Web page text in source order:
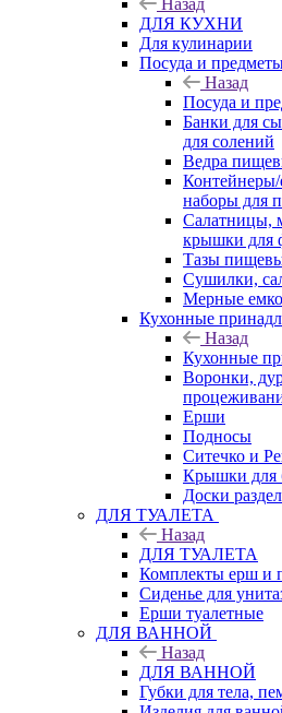
Назад
ДЛЯ КУХНИ
Для кулинарии
Посуда и
Назад
Посуда и
Банки для
для солений
Ведра
Контейнеры/
наборы для
Салатницы,
крышки для
Тазы
Сушилки,
Мерные
Кухонные
Назад
Кухонные
Воронки,
Ерши
Подносы
Ситечко и
Крышки для
Доски
ДЛЯ ТУАЛЕТА
Назад
ДЛЯ ТУАЛЕТА
Комплекты ерш и
Сиденье для
Ерши туалетные
ДЛЯ ВАННОЙ
Назад
ДЛЯ ВАННОЙ
Губки для тела,